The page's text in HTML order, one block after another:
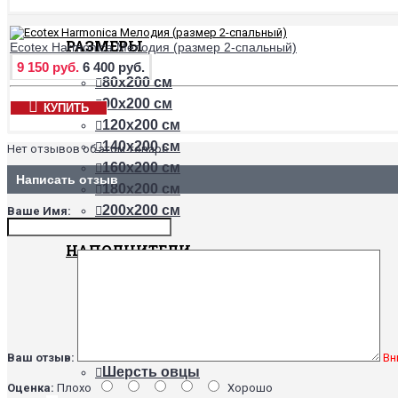
РАЗМЕРЫ
80х200 см
90х200 см
120х200 см
140х200 см
160х200 см
180х200 см
200х200 см
НАПОЛНИТЕЛИ
Шерсть овцы
Ecotex Harmonica Мелодия (размер 2-спальный)
9 150 руб. 6 400 руб.
КУПИТЬ
Нет отзывов об этом товаре.
Написать отзыв
Ваше Имя:
Ваш отзыв:
Оценка: Плохо Хорошо